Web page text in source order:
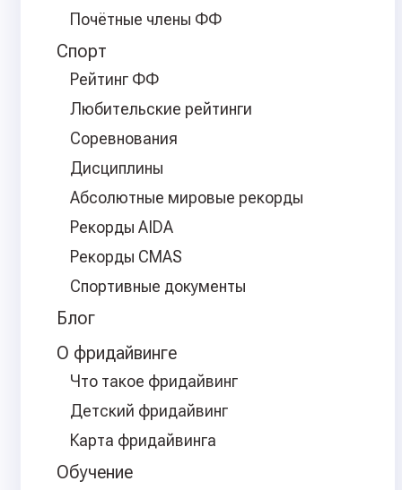
Почётные члены ФФ
Спорт
Рейтинг ФФ
Любительские рейтинги
Соревнования
Дисциплины
Абсолютные мировые рекорды
Рекорды AIDA
Рекорды CMAS
Спортивные документы
Блог
О фридайвинге
Что такое фридайвинг
Детский фридайвинг
Карта фридайвинга
Обучение